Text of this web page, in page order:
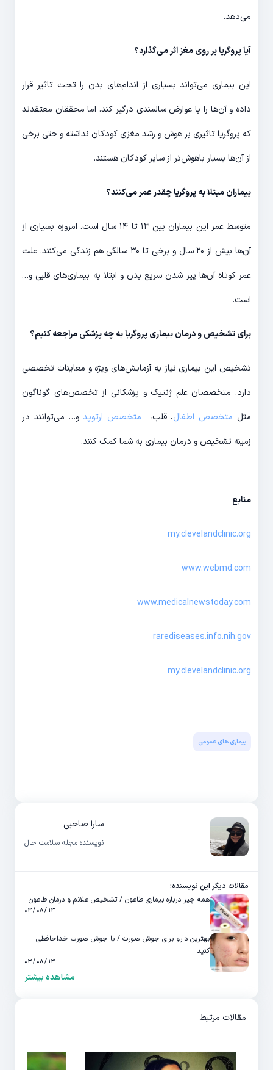
می‌دهد.
آیا پروگریا بر روی مغز اثر می‌گذارد؟
این بیماری می‌تواند بسیاری از اندام‌های بدن را تحت تاثیر قرار
داده و آن‌ها را با عوارض سالمندی درگیر کند. اما محققان معتقدند
که پروگریا تاثیری بر هوش و رشد مغزی کودکان نداشته و حتی برخی
از آن‌ها بسیار باهوش‌تر از سایر کودکان هستند.
بیماران مبتلا به پروگریا چقدر عمر می‌کنند؟
متوسط عمر این بیماران بین ۱۳ تا ۱۴ سال است. امروزه بسیاری از
آن‌ها بیش از ۲۰ سال و برخی تا ۳۰ سالگی هم زندگی می‌کنند. علت
عمر کوتاه آن‌ها پیر شدن سریع بدن و ابتلا به بیماری‌های قلبی و…
است.
برای تشخیص و درمان بیماری پروگریا به چه پزشکی مراجعه کنیم؟
تشخیص این بیماری نیاز به آزمایش‌های ویژه و معاینات تخصصی
دارد. متخصصان علم ژنتیک و پزشکانی از تخصص‌های گوناگون
مثل متخصص اطفال، قلب، متخصص ارتوپدو… می‌توانند در
زمینه تشخیص و درمان بیماری به شما کمک کنند.
منابع
my.clevelandclinic.org
www.webmd.com
www.medicalnewstoday.com
rarediseases.info.nih.gov
my.clevelandclinic.org
بیماری های عمومی
سارا صاحبی
نویسنده مجله سلامت حال
مقالات دیگر این نویسنده:
همه چیز درباره بیماری طاعون / تشخیص علائم و درمان طاعون
۱۳ / ۰۸ / ۰۳
بهترین دارو برای جوش صورت / با جوش صورت خداحافظی
کنید
۱۳ / ۰۸ / ۰۳
مشاهده بیشتر
مقالات مرتبط